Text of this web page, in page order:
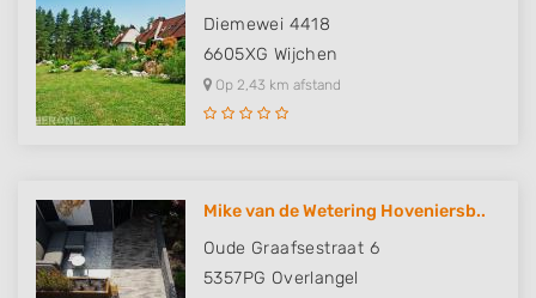
Diemewei 4418
6605XG Wijchen
Op 2,43 km afstand
Mike van de Wetering Hoveniersb..
Oude Graafsestraat 6
5357PG Overlangel